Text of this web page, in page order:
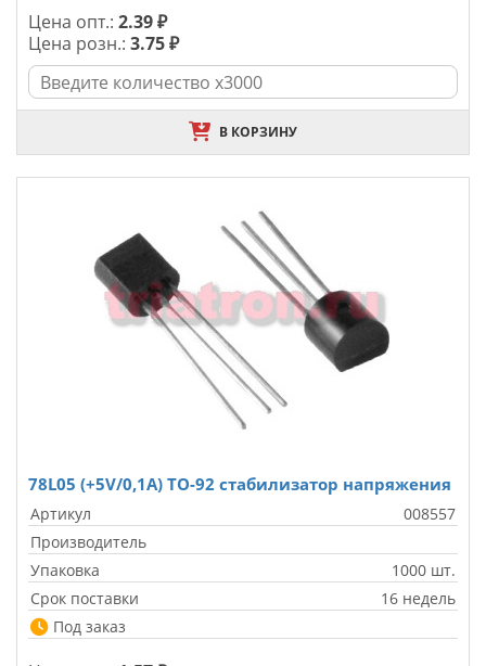
Цена опт.: 2.39 ₽
Цена розн.: 3.75 ₽
В КОРЗИНУ
78L05 (+5V/0,1A) TO-92 стабилизатор напряжения
Артикул
008557
Производитель
Упаковка
1000 шт.
Срок поставки
16 недель
Под заказ